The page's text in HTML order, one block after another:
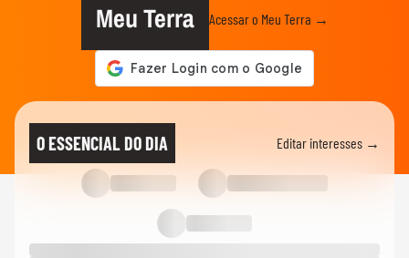
Meu Terra Acessar o Meu Terra →
O ESSENCIAL DO DIA Editar interesses →